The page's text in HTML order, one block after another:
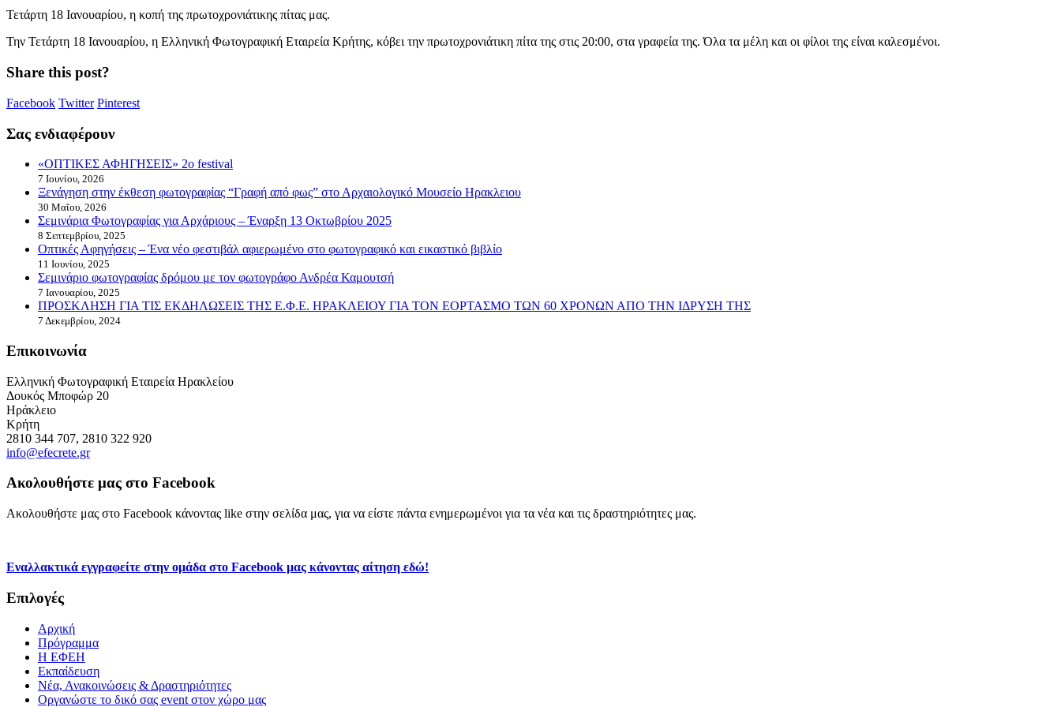
Τετάρτη 18 Ιανουαρίου, η κοπή της πρωτοχρονιάτικης πίτας μας.
Την Τετάρτη 18 Ιανουαρίου, η Ελληνική Φωτογραφική Εταιρεία Κρήτης, κόβει την πρωτοχρονιάτικη πίτα της στις 20:00, στα γραφεία της. Όλα τα μέλη και οι φίλοι της είναι καλεσμένοι.
Share this post?
Facebook Twitter Pinterest
Σας ενδιαφέρουν
«ΟΠΤΙΚΕΣ ΑΦΗΓΗΣΕΙΣ» 2o festival
7 Ιουνίου, 2026
Ξενάγηση στην έκθεση φωτογραφίας “Γραφή από φως” στο Αρχαιολογικό Μουσείο Ηρακλειου
30 Μαΐου, 2026
Σεμινάρια Φωτογραφίας για Αρχάριους – Έναρξη 13 Οκτωβρίου 2025
8 Σεπτεμβρίου, 2025
Οπτικές Αφηγήσεις – Ένα νέο φεστιβάλ αφιερωμένο στο φωτογραφικό και εικαστικό βιβλίο
11 Ιουνίου, 2025
Σεμινάριο φωτογραφίας δρόμου με τον φωτογράφο Ανδρέα Καμουτσή
7 Ιανουαρίου, 2025
ΠΡΟΣΚΛΗΣΗ ΓΙΑ ΤΙΣ ΕΚΔΗΛΩΣΕΙΣ ΤΗΣ Ε.Φ.Ε. ΗΡΑΚΛΕΙΟΥ ΓΙΑ ΤΟΝ ΕΟΡΤΑΣΜΟ ΤΩΝ 60 ΧΡΟΝΩΝ ΑΠΟ ΤΗΝ ΙΔΡΥΣΗ ΤΗΣ
7 Δεκεμβρίου, 2024
Επικοινωνία
Ελληνική Φωτογραφική Εταιρεία Ηρακλείου
Δουκός Μποφώρ 20
Ηράκλειο
Κρήτη
2810 344 707, 2810 322 920
info@efecrete.gr
Ακολουθήστε μας στο Facebook
Ακολουθήστε μας στο Facebook κάνοντας like στην σελίδα μας, για να είστε πάντα ενημερωμένοι για τα νέα και τις δραστηριότητες μας.
Εναλλακτικά εγγραφείτε στην ομάδα στο Facebook μας κάνοντας αίτηση εδώ!
Επιλογές
Αρχική
Πρόγραμμα
H ΕΦΕΗ
Εκπαίδευση
Νέα, Ανακοινώσεις & Δραστηριότητες
Οργανώστε το δικό σας event στον χώρο μας